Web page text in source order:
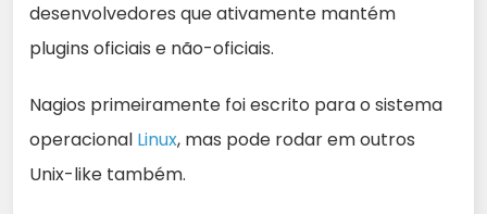
desenvolvedores que ativamente mantém
plugins oficiais e não-oficiais.
Nagios primeiramente foi escrito para o sistema
operacional Linux, mas pode rodar em outros
Unix-like também.